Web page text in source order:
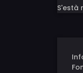
S'està